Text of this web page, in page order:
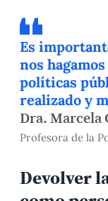
Es
nos
políticas
realizado y
Dra. Marcela
Profesora de la
Devolver